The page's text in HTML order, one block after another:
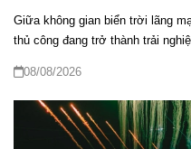
Giữa không gian biển trời lãng
thủ công đang trở thành trải
nghiệm uống bia thủ công tại
vào không khí lễ hội sôi động,
đẳng cấp bên bờ biển. Bài viết
các địa điểm nổi bật, đồ uống
08/08/2026